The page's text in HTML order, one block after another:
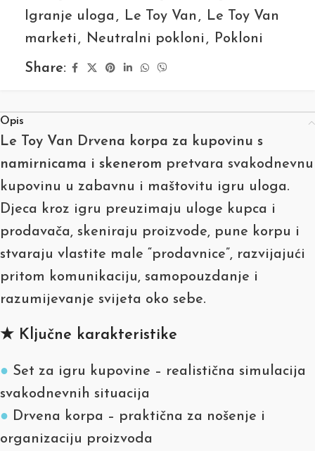
Igranje uloga , Le Toy Van , Le Toy Van
marketi , Neutralni pokloni , Pokloni
Share:
Opis
Le Toy Van Drvena korpa za kupovinu s
namirnicama i skenerom pretvara svakodnevnu
kupovinu u zabavnu i maštovitu igru uloga.
Djeca kroz igru preuzimaju uloge kupca i
prodavača, skeniraju proizvode, pune korpu i
stvaraju vlastite male “prodavnice”, razvijajući
pritom komunikaciju, samopouzdanje i
razumijevanje svijeta oko sebe.
★ Ključne karakteristike
● Set za igru kupovine – realistična simulacija
svakodnevnih situacija
● Drvena korpa – praktična za nošenje i
organizaciju proizvoda